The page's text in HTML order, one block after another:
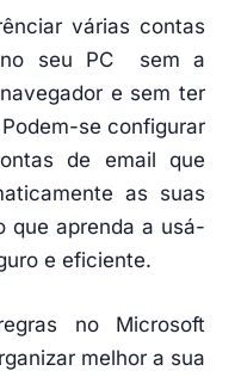
várias contas
no seu PC sem a
e sem ter
se configurar
de email que
as suas
que aprenda a usá-
e eficiente.
no Microsoft
melhor a sua